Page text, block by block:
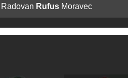
Radovan Rufus Moravec